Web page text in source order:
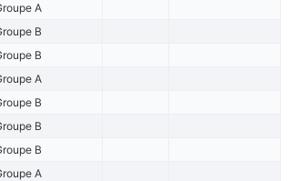
A
B
B
A
B
B
B
A